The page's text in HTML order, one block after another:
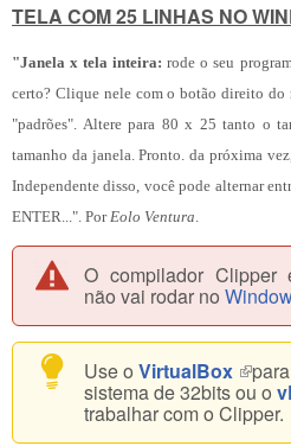
TELA COM 25 LINHAS NO
"Janela x tela inteira: rode o seu
certo? Clique nele com o botão direito do
"padrões". Altere para 80 x 25 tanto o
tamanho da janela. Pronto. da próxima
Independente disso, você pode alternar
ENTER...". Por Eolo Ventura
O compilador Clipper
não vai rodar no
Use o VirtualBox (link
sistema de 32bits ou o
trabalhar com o Clipper.